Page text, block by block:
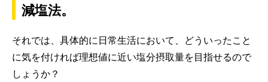
減塩法。
それでは、具体的に日常生活において、どういったこと
に気を付ければ理想値に近い塩分摂取量を目指せるので
しょうか？